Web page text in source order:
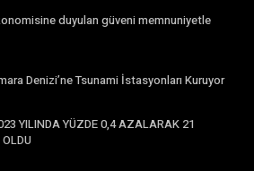
duyulan güveni memnuniyetle
Denizi’ne Tsunami İstasyonları Kuruyor
YILINDA YÜZDE 0,4 AZALARAK 21